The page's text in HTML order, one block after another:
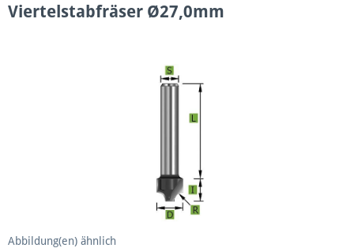
Viertelstabfräser Ø27,0mm
Abbildung(en) ähnlich